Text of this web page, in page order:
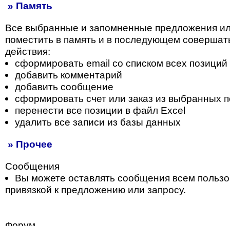
» Память
Все выбранные и запомненные предложения
поместить в память и в последующем
действия:
сформировать email со списком всех позиций
добавить комментарий
добавить сообщение
сформировать счет или заказ из выбранных
перенести все позиции в файл Excel
удалить все записи из базы данных
» Прочее
Сообщения
Вы можете оставлять сообщения всем
привязкой к предложению или запросу.